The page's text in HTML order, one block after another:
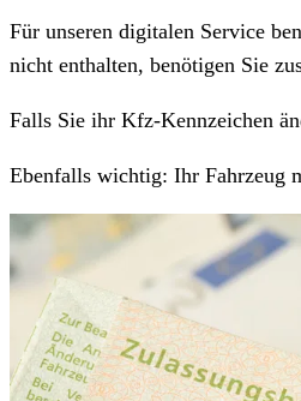
Für unseren digitalen Service
nicht enthalten, benötigen Sie
Falls Sie ihr Kfz-Kennzeichen
Ebenfalls wichtig: Ihr Fahrzeug